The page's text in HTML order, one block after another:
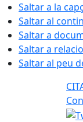
Saltar a la
Saltar al
Saltar a
Saltar a
Saltar al peu